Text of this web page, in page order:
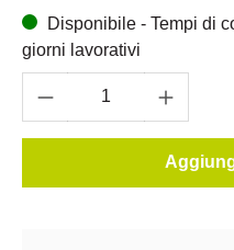
Disponibile - Tempi di
giorni lavorativi